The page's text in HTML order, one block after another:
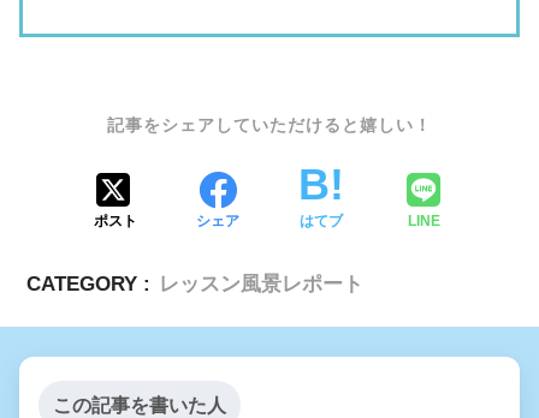
ポスト シェア はてブ LINE
CATEGORY : レッスン風景レポート
この記事を書いた人